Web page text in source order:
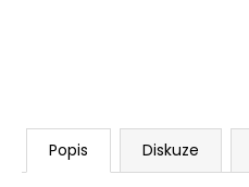
Popis Diskuze